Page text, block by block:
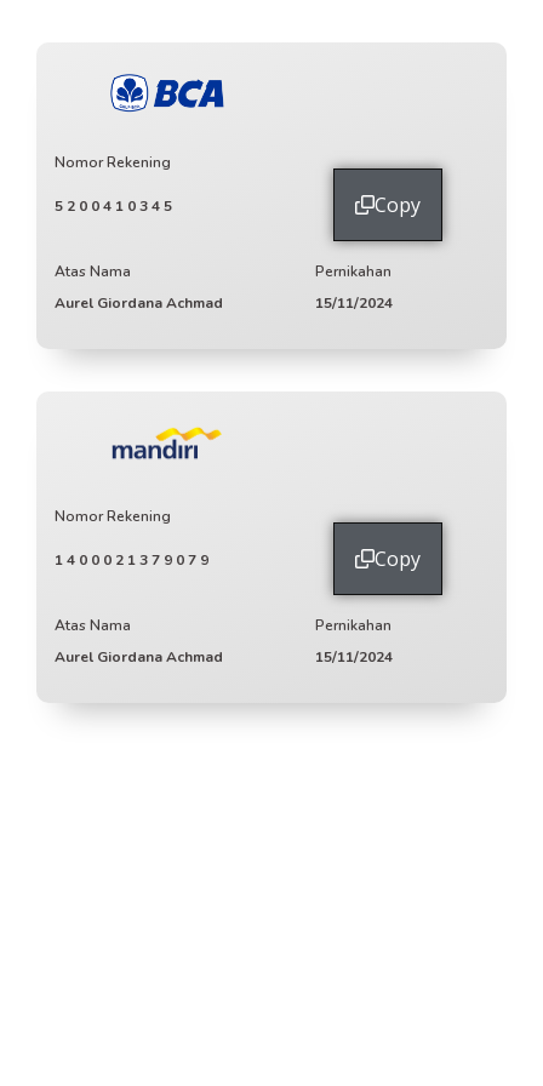
Nomor Rekening
5200410345 Copy
Atas Nama
Aurel Giordana Achmad
Pernikahan
15/11/2024
Nomor Rekening
1400021379079 Copy
Atas Nama
Aurel Giordana Achmad
Pernikahan
15/11/2024